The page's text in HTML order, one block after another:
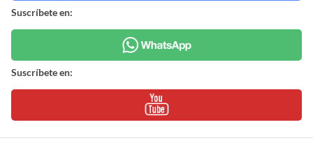
Suscríbete en:
Suscríbete en: